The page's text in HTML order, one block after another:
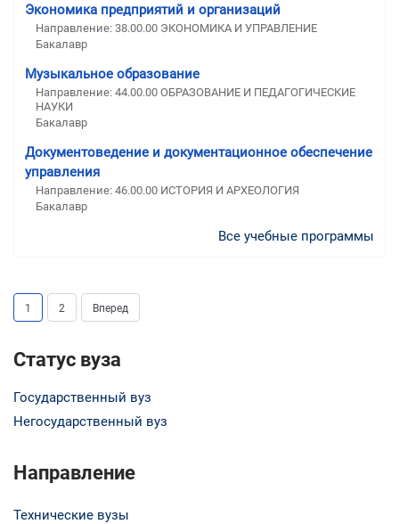
Экономика предприятий и организаций
Направление: 38.00.00 ЭКОНОМИКА И УПРАВЛЕНИЕ
Бакалавр
Музыкальное образование
Направление: 44.00.00 ОБРАЗОВАНИЕ И ПЕДАГОГИЧЕСКИЕ
НАУКИ
Бакалавр
Документоведение и документационное обеспечение
управления
Направление: 46.00.00 ИСТОРИЯ И АРХЕОЛОГИЯ
Бакалавр
Все учебные программы
1 2 Вперед
Статус вуза
Государственный вуз
Негосударственный вуз
Направление
Технические вузы